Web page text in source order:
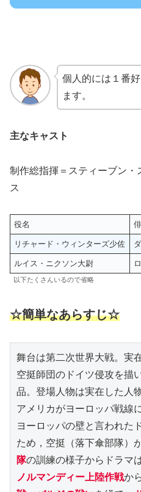
個人的には１番
ます。
主なキャスト
制作総指揮＝スティーブン・
ス
役名
リチャード・ウィンターズ少佐
ルイス・ニクソン大尉
以下たくさんいるので省略
☆簡単なあらすじ☆
舞台は第二次世界大戦。実
空挺師団のドイツ侵攻を描
品。登場人物は実在した人物
アメリカがヨーロッパ戦線
ヨーロッパの壁と言われた
ため，空挺（落下傘部隊）
隊
ノルマンディー上陸作戦か